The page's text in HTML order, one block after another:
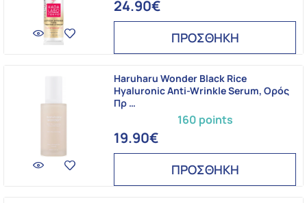
24.90€
ΠΡΟΣΘΗΚΗ
160 points
Haruharu Wonder Black Rice
Hyaluronic Anti-Wrinkle Serum, Ορός
Πρ …
19.90€
ΠΡΟΣΘΗΚΗ